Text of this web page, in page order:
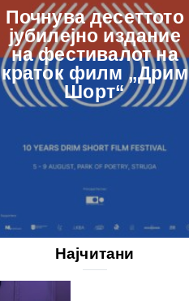
Почнува десеттото
јубилејно издание
на фестивалот на
краток филм „Дрим
Шорт“
Најчитани